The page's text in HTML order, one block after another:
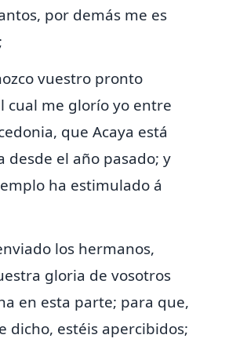
por demás me es
vuestro pronto
cual me glorío yo entre
que Acaya está
desde el año pasado; y
ha estimulado á
los hermanos,
gloria de vosotros
en esta parte; para que,
dicho, estéis apercibidos;